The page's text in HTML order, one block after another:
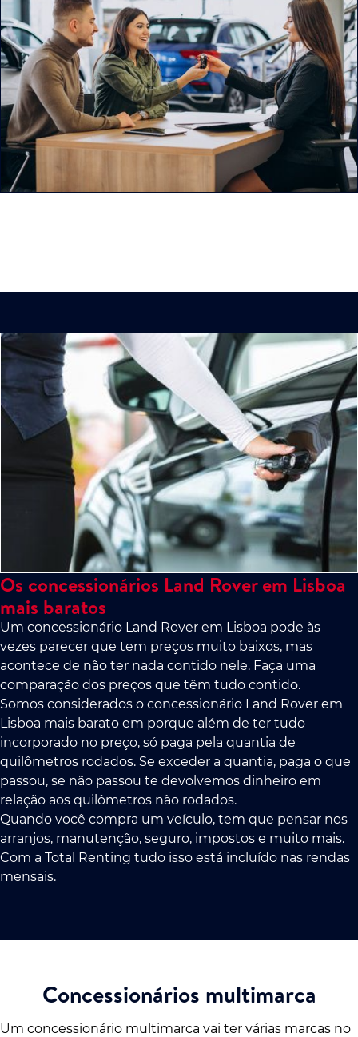
Os concessionários Land Rover em Lisboa
mais baratos
Um concessionário Land Rover em Lisboa pode às
vezes parecer que tem preços muito baixos, mas
acontece de não ter nada contido nele. Faça uma
comparação dos preços que têm tudo contido.
Somos considerados o concessionário Land Rover em
Lisboa mais barato em porque além de ter tudo
incorporado no preço, só paga pela quantia de
quilômetros rodados. Se exceder a quantia, paga o que
passou, se não passou te devolvemos dinheiro em
relação aos quilômetros não rodados.
Quando você compra um veículo, tem que pensar nos
arranjos, manutenção, seguro, impostos e muito mais.
Com a Total Renting tudo isso está incluído nas rendas
mensais.
Concessionários multimarca
Um concessionário multimarca vai ter várias marcas no